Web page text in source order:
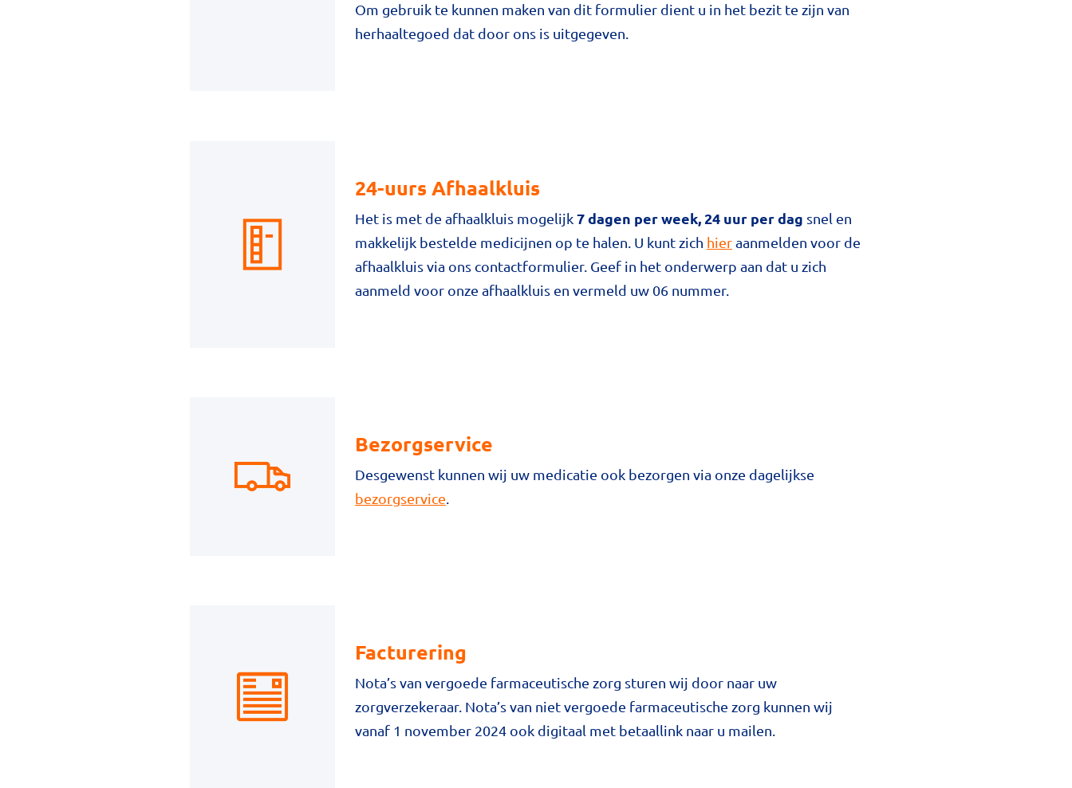
Om gebruik te kunnen maken van dit formulier dient u in het bezit te zijn van
herhaaltegoed dat door ons is uitgegeven.
24-uurs Afhaalkluis
Het is met de afhaalkluis mogelijk7 dagen per week, 24 uur per dag snel en
makkelijk bestelde medicijnen op te halen. U kunt zich hieraanmelden voor de
afhaalkluis via ons contactformulier. Geef in het onderwerp aan dat u zich
aanmeld voor onze afhaalkluis en vermeld uw 06 nummer.
Bezorgservice
Desgewenst kunnen wij uw medicatie ook bezorgen via onze dagelijkse
bezorgservice
Facturering
Nota’s van vergoede farmaceutische zorg sturen wij door naar uw
zorgverzekeraar. Nota’s van niet vergoede farmaceutische zorg kunnen wij
vanaf 1 november 2024 ook digitaal met betaallink naar u mailen.